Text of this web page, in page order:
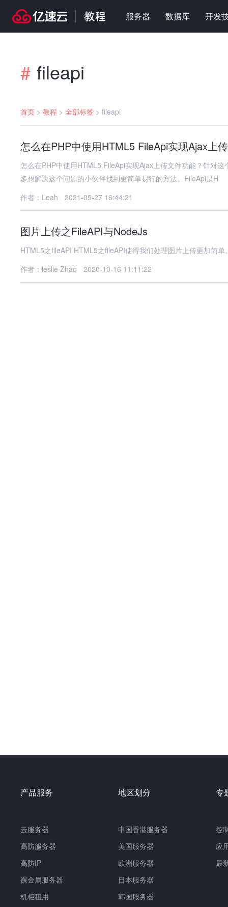
服务器 数据库 开发
# fileapi
首页 > 教程 > 全部标签 > fileapi
怎么在PHP中使用HTML5 FileApi实现Ajax上
怎么在PHP中使用HTML5 FileApi实现Ajax上传文件功能？针对
多想解决这个问题的小伙伴找到更简单易行的方法。FileApi是H
作者：Leah
2021-05-27 16:44:21
图片上传之FileAPI与NodeJs
HTML5之fileAPI HTML5之fileAPI使得我们处理图片上传更加简
作者：leslie·Zhao
2020-10-16 11:11:22
产品服务
云服务器
高防服务器
高防IP
裸金属服务器
机柜租用
地区划分
中国香港服务器
美国服务器
欧洲服务器
日本服务器
韩国服务器
专
控
应
最